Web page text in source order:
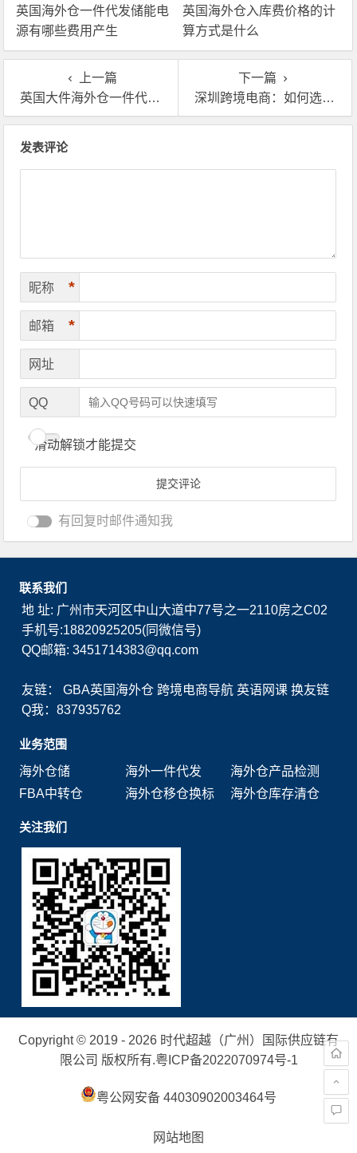
英国海外仓一件代发储能电
源有哪些费用产生
英国海外仓入库费价格的计
算方式是什么
上一篇
英国大件海外仓一件代发费用有哪些？
下一篇
深圳跨境电商：如何选择英国海外仓服务商？
发表评论
昵称 *
邮箱 *
网址
QQ
滑动解锁才能提交
有回复时邮件通知我
联系我们
地 址: 广州市天河区中山大道中77号之一2110房之C02
手机号:18820925205(同微信号)
QQ邮箱: 3451714383@qq.com
友链：GBA英国海外仓 跨境电商导航 英语网课 换友链
Q我：837935762
业务范围
海外仓储
海外一件代发
海外仓产品检测
FBA中转仓
海外仓移仓换标 海外仓库存清仓
关注我们
Copyright © 2019 - 2026 时代超越（广州）国际供应链有
限公司 版权所有.粤ICP备2022070974号-1
粤公网安备 44030902003464号
网站地图